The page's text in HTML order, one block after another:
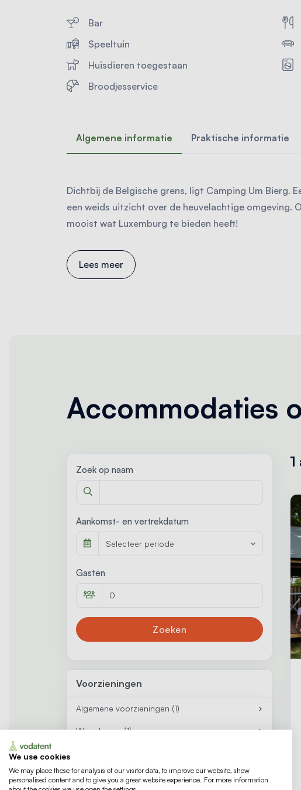
Bar
Speeltuin
Huisdieren toegestaan
Broodjesservice
Algemene informatie Praktische informatie
Dichtbij de Belgische grens, ligt Camping Um Bierg.
een weids uitzicht over de heuvelachtige omgeving.
mooist wat Luxemburg te bieden heeft!
Lees meer
Accommodaties
Zoek op naam
Aankomst- en vertrekdatum
Selecteer periode
Gasten
Zoeken
Voorzieningen
Algemene voorzieningen (1)
Keuken 1
Woonkamer (1)
Verrijdbare keuken
1
Badkamer (1)
We use cookies
We may place these for analysis of our visitor data, to improve our website, show
personalised content and to give you a great website experience. For more information